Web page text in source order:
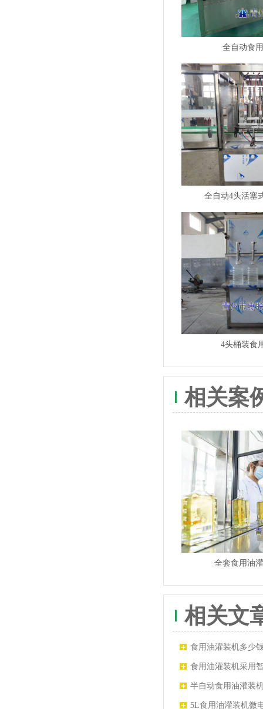
全自动食
全自动4头活塞
4头桶装食
相关案
全套食用油
相关文
食用油灌装机多少
格
食用油灌装机采用
出现一些小故障时
半自动食用油灌装
养
5L食用油灌装机微